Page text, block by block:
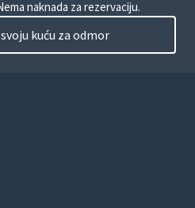
naknada za rezervaciju.
kuću za odmor